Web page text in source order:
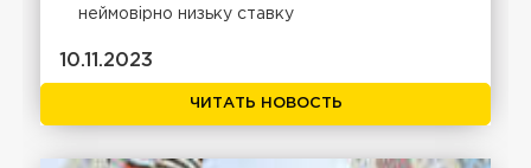
неймовірно низьку ставку
10.11.2023
ЧИТАТЬ НОВОСТЬ